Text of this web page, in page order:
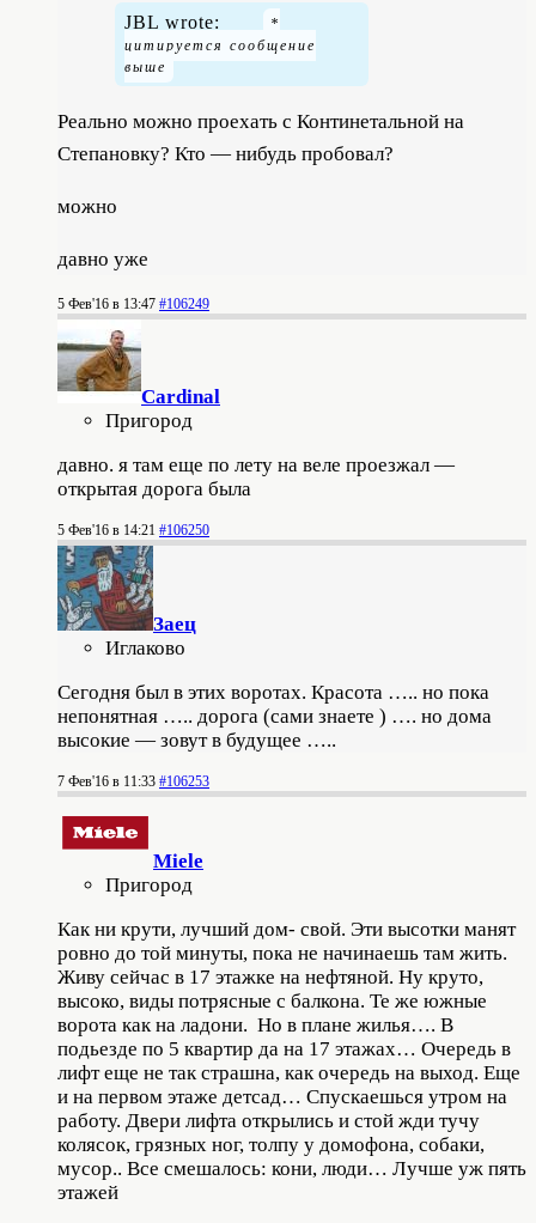
JBL wrote:
Реально можно проехать с Континетальной на
Степановку? Кто — нибудь пробовал?
можно
давно уже
5 Фев'16 в 13:47 #106249
Cardinal
Пригород
давно. я там еще по лету на веле проезжал —
открытая дорога была
5 Фев'16 в 14:21 #106250
Заец
Иглаково
Сегодня был в этих воротах. Красота ….. но пока
непонятная ….. дорога (сами знаете ) …. но дома
высокие — зовут в будущее …..
7 Фев'16 в 11:33 #106253
Miele
Пригород
Как ни крути, лучший дом- свой. Эти высотки манят
ровно до той минуты, пока не начинаешь там жить.
Живу сейчас в 17 этажке на нефтяной. Ну круто,
высоко, виды потрясные с балкона. Те же южные
ворота как на ладони. Но в плане жилья…. В
подьезде по 5 квартир да на 17 этажах… Очередь в
лифт еще не так страшна, как очередь на выход. Еще
и на первом этаже детсад… Спускаешься утром на
работу. Двери лифта открылись и стой жди тучу
колясок, грязных ног, толпу у домофона, собаки,
мусор.. Все смешалось: кони, люди… Лучше уж пять
этажей